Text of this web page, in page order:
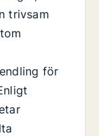
trivsam
för